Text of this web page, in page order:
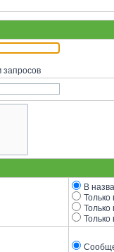
запросов
В
Только